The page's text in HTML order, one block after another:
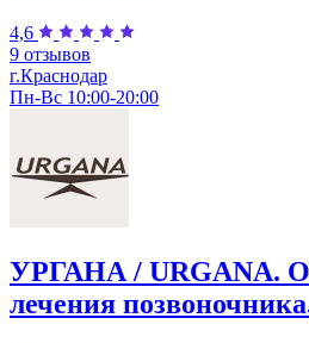
4,6
9 отзывов
г.Краснодар
Пн-Вс 10:00-20:00
УРГАНА / URGANA.
лечения